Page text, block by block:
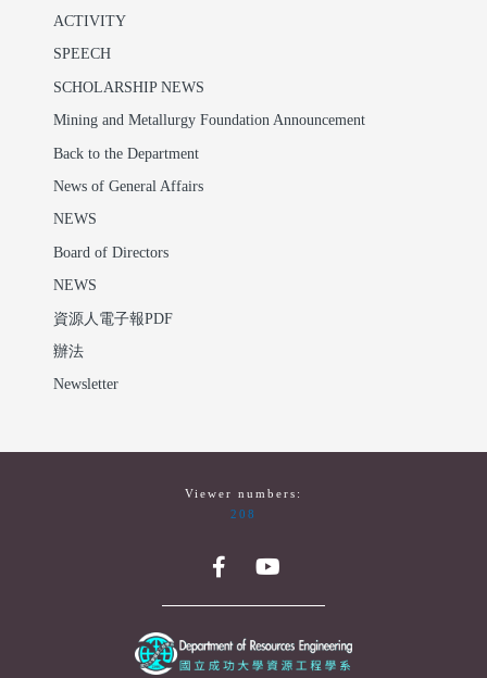
ACTIVITY
SPEECH
SCHOLARSHIP NEWS
Mining and Metallurgy Foundation Announcement
Back to the Department
News of General Affairs
NEWS
Board of Directors
NEWS
資源人電子報PDF
辦法
Newsletter
Viewer numbers:
208